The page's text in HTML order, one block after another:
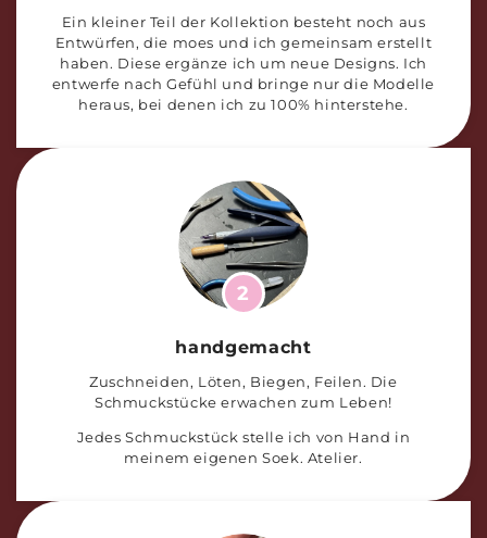
Ein kleiner Teil der Kollektion besteht noch aus
Entwürfen, die moes und ich gemeinsam erstellt
haben. Diese ergänze ich um neue Designs. Ich
entwerfe nach Gefühl und bringe nur die Modelle
heraus, bei denen ich zu 100% hinterstehe.
2
handgemacht
Zuschneiden, Löten, Biegen, Feilen. Die
Schmuckstücke erwachen zum Leben!
Jedes Schmuckstück stelle ich von Hand in
meinem eigenen Soek. Atelier.